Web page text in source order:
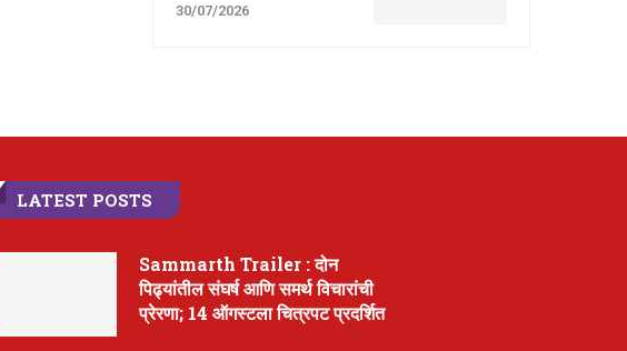
30/07/2026
LATEST POSTS
Sammarth Trailer : दोन
पिढ्यांतील संघर्ष आणि समर्थ विचारांची
प्रेरणा; 14 ऑगस्टला चित्रपट प्रदर्शित